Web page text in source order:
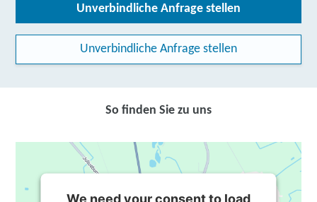
Unverbindliche Anfrage stellen
Unverbindliche Anfrage stellen
So finden Sie zu uns
We need your consent to load